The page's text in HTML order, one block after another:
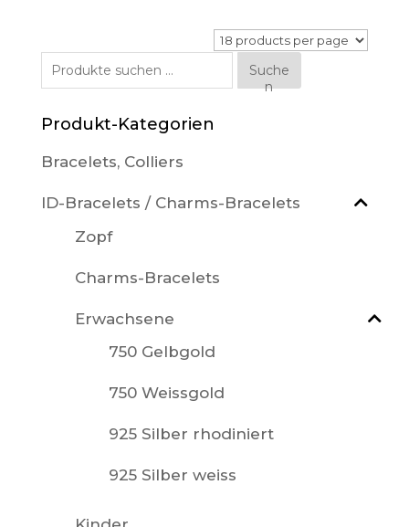
Suche
nach:
Suche
n
Produkt-Kategorien
Bracelets, Colliers
ID-Bracelets / Charms-Bracelets
Zopf
Charms-Bracelets
Erwachsene
750 Gelbgold
750 Weissgold
925 Silber rhodiniert
925 Silber weiss